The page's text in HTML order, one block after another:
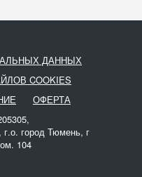
ДАННЫХ
COOKIES
ОФЕРТА
город Тюмень, г
104